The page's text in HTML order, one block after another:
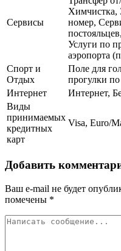
Сервисы
Химчистка,
номер,
Услуги по
аэропорта
Спорт и
Отдых
Поле для
прогулки
Интернет
Интернет,
Виды
принимаемых
кредитных
карт
Visa, Euro/
Добавить
Ваш e-mail не будет
помечены *